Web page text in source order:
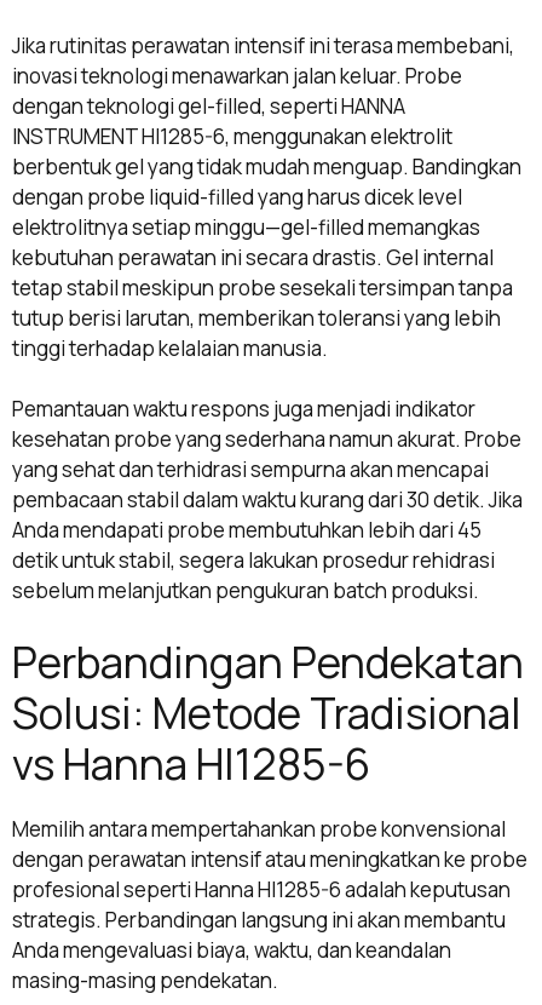
Jika rutinitas perawatan intensif ini terasa membebani,
inovasi teknologi menawarkan jalan keluar. Probe
dengan teknologi gel-filled, seperti HANNA
INSTRUMENT HI1285-6, menggunakan elektrolit
berbentuk gel yang tidak mudah menguap. Bandingkan
dengan probe liquid-filled yang harus dicek level
elektrolitnya setiap minggu—gel-filled memangkas
kebutuhan perawatan ini secara drastis. Gel internal
tetap stabil meskipun probe sesekali tersimpan tanpa
tutup berisi larutan, memberikan toleransi yang lebih
tinggi terhadap kelalaian manusia.
Pemantauan waktu respons juga menjadi indikator
kesehatan probe yang sederhana namun akurat. Probe
yang sehat dan terhidrasi sempurna akan mencapai
pembacaan stabil dalam waktu kurang dari 30 detik. Jika
Anda mendapati probe membutuhkan lebih dari 45
detik untuk stabil, segera lakukan prosedur rehidrasi
sebelum melanjutkan pengukuran batch produksi.
Perbandingan Pendekatan
Solusi: Metode Tradisional
vs Hanna HI1285-6
Memilih antara mempertahankan probe konvensional
dengan perawatan intensif atau meningkatkan ke probe
profesional seperti Hanna HI1285-6 adalah keputusan
strategis. Perbandingan langsung ini akan membantu
Anda mengevaluasi biaya, waktu, dan keandalan
masing-masing pendekatan.